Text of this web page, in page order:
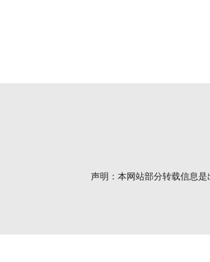
声明：本网站部分转载信息